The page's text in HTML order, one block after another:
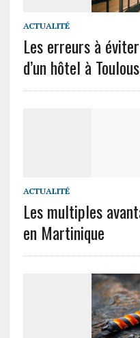
ACTUALITÉ
Les erreurs à
d’un hôtel à
ACTUALITÉ
Les multiples
en Martinique